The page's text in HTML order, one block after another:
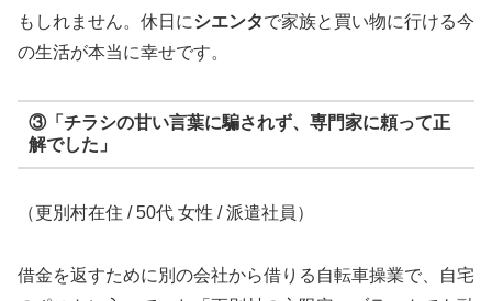
もしれません。休日にシエンタで家族と買い物に行ける今
の生活が本当に幸せです。
③「チラシの甘い言葉に騙されず、専門家に頼って正
解でした」
（更別村在住 / 50代 女性 / 派遣社員）
借金を返すために別の会社から借りる自転車操業で、自宅